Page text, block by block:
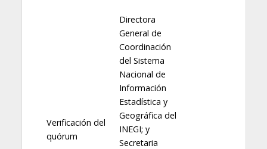
Verificación del
quórum
Directora
General de
Coordinación
del Sistema
Nacional de
Información
Estadística y
Geográfica del
INEGI; y
Secretaria